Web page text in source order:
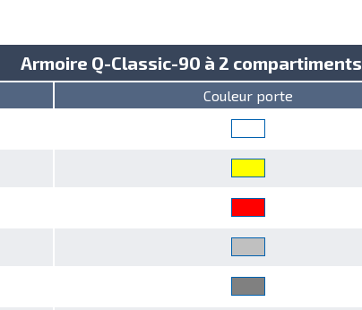
Armoire Q-Classic-90 à 2 compartiments
Couleur porte